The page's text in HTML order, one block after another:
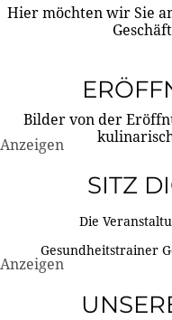
Hier möchten wir Sie
Bilder von der
Anzeigen
SITZ
Die
Gesundheitstrainer
Anzeigen